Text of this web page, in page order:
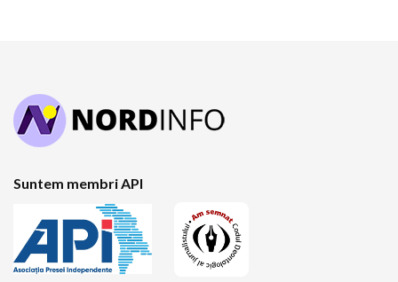
Suntem membri API